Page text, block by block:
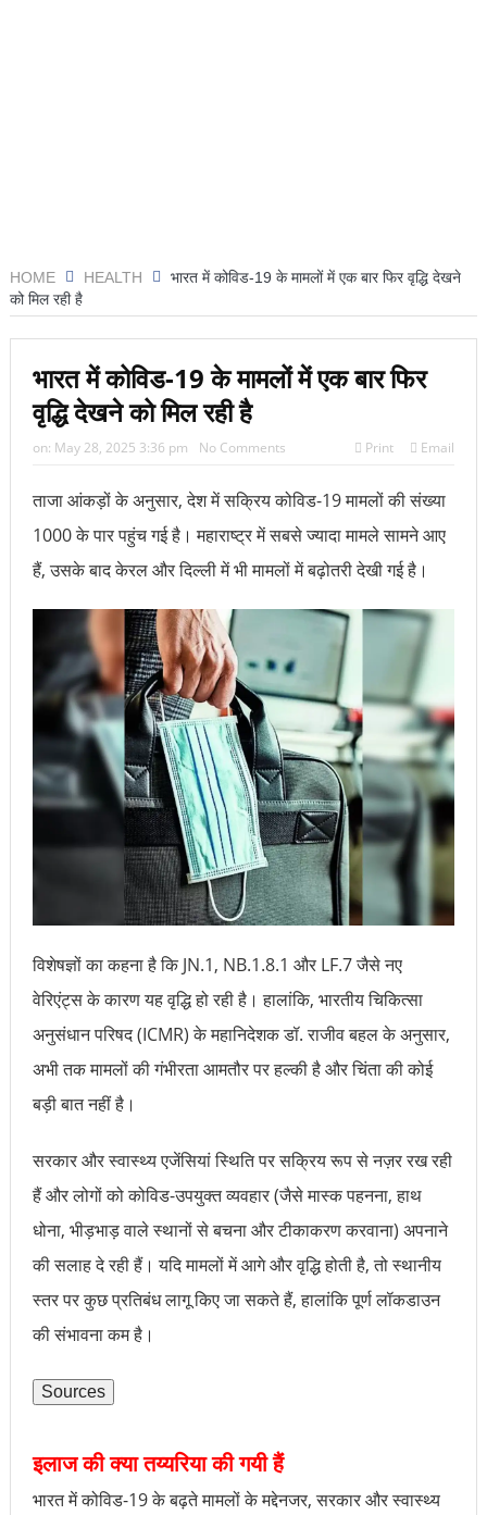
HOME HEALTH
भारत में कोविड-19 के मामलों में एक बार फिर वृद्धि देखने
को मिल रही है
भारत में कोविड-19 के मामलों में एक बार फिर
वृद्धि देखने को मिल रही है
on: May 28, 2025 3:36 pm No Comments Print Email
ताजा आंकड़ों के अनुसार, देश में सक्रिय कोविड-19 मामलों की संख्या
1000 के पार पहुंच गई है। महाराष्ट्र में सबसे ज्यादा मामले सामने आए
हैं, उसके बाद केरल और दिल्ली में भी मामलों में बढ़ोतरी देखी गई है।
विशेषज्ञों का कहना है कि JN.1, NB.1.8.1 और LF.7 जैसे नए
वेरिएंट्स के कारण यह वृद्धि हो रही है। हालांकि, भारतीय चिकित्सा
अनुसंधान परिषद (ICMR) के महानिदेशक डॉ. राजीव बहल के अनुसार,
अभी तक मामलों की गंभीरता आमतौर पर हल्की है और चिंता की कोई
बड़ी बात नहीं है।
सरकार और स्वास्थ्य एजेंसियां स्थिति पर सक्रिय रूप से नज़र रख रही
हैं और लोगों को कोविड-उपयुक्त व्यवहार (जैसे मास्क पहनना, हाथ
धोना, भीड़भाड़ वाले स्थानों से बचना और टीकाकरण करवाना) अपनाने
की सलाह दे रही हैं। यदि मामलों में आगे और वृद्धि होती है, तो स्थानीय
स्तर पर कुछ प्रतिबंध लागू किए जा सकते हैं, हालांकि पूर्ण लॉकडाउन
की संभावना कम है।
Sources
इलाज की क्या तय्यरिया की गयी हैं
भारत में कोविड-19 के बढ़ते मामलों के मद्देनजर, सरकार और स्वास्थ्य